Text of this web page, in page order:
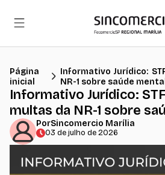
Página
inicial
Informativo Jurídico:
NR-1 sobre saúde mental
Informativo Jurídico:
multas da NR-1 sobre
PorSincomercio Marília
03 de julho de 2026